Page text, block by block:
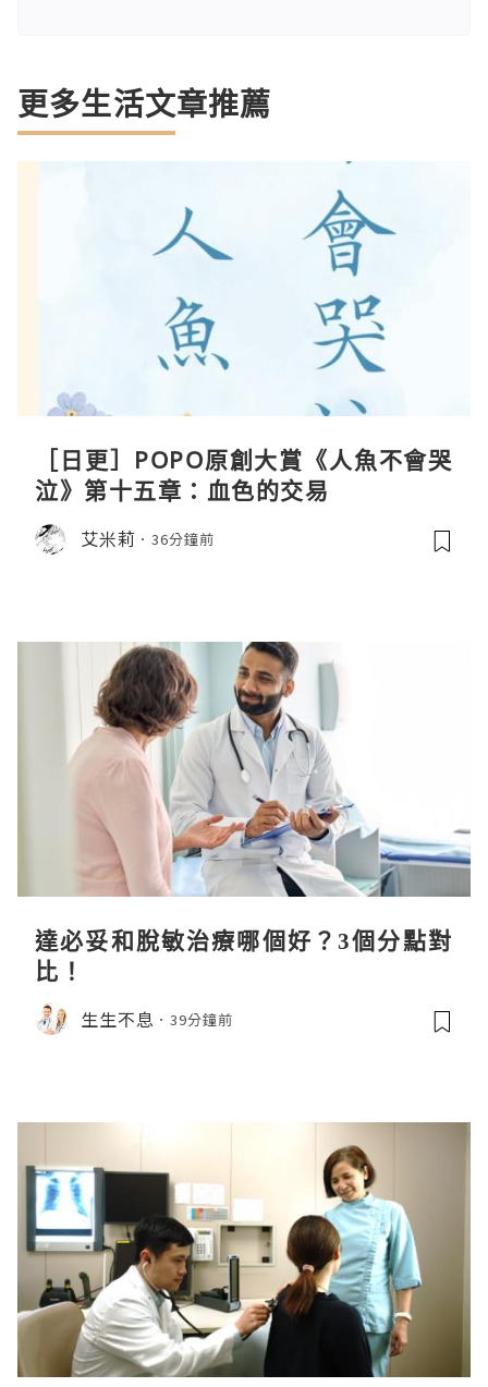
更多生活文章推薦
［日更］POPO原創大賞《人魚不會哭
泣》第十五章：血色的交易
艾米莉 36分鐘前
達必妥和脫敏治療哪個好？3個分點對
比！
生生不息 39分鐘前